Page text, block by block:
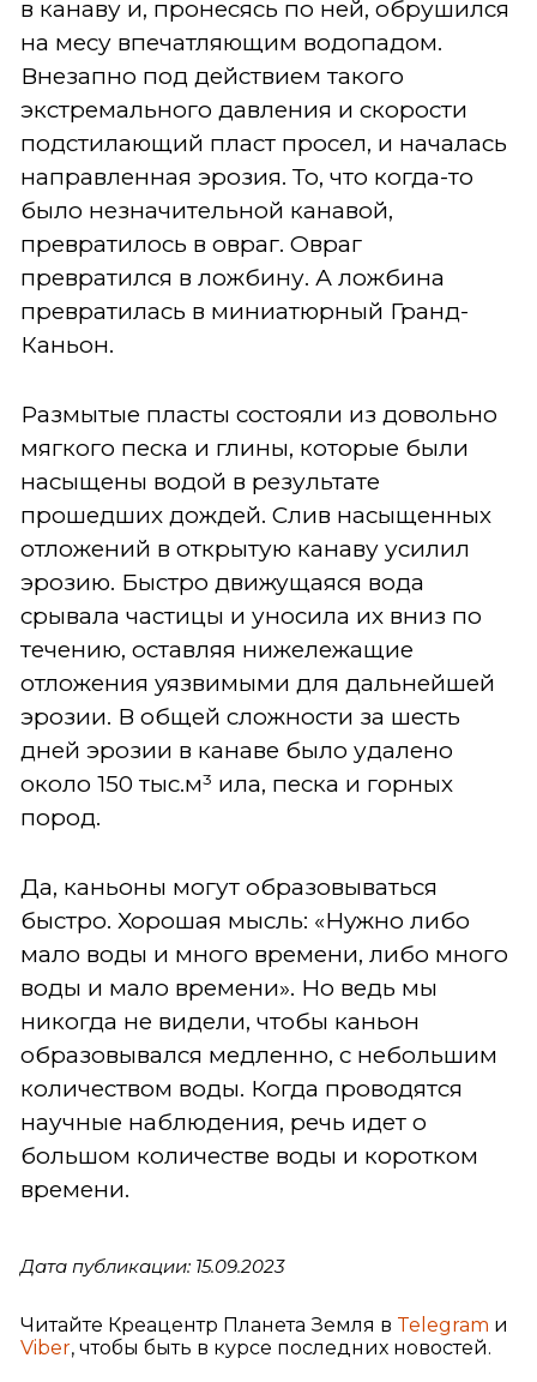
в канаву и, пронесясь по ней, обрушился
на месу впечатляющим водопадом.
Внезапно под действием такого
экстремального давления и скорости
подстилающий пласт просел, и началась
направленная эрозия. То, что когда-то
было незначительной канавой,
превратилось в овраг. Овраг
превратился в ложбину. А ложбина
превратилась в миниатюрный Гранд-
Каньон.
Размытые пласты состояли из довольно
мягкого песка и глины, которые были
насыщены водой в результате
прошедших дождей. Слив насыщенных
отложений в открытую канаву усилил
эрозию. Быстро движущаяся вода
срывала частицы и уносила их вниз по
течению, оставляя нижележащие
отложения уязвимыми для дальнейшей
эрозии. В общей сложности за шесть
дней эрозии в канаве было удалено
около 150 тыс.м³ ила, песка и горных
пород.
Да, каньоны могут образовываться
быстро. Хорошая мысль: «Нужно либо
мало воды и много времени, либо много
воды и мало времени». Но ведь мы
никогда не видели, чтобы каньон
образовывался медленно, с небольшим
количеством воды. Когда проводятся
научные наблюдения, речь идет о
большом количестве воды и коротком
времени.
Дата публикации: 15.09.2023
Читайте Креацентр Планета Земля в Telegram и
Viber, чтобы быть в курсе последних новостей.